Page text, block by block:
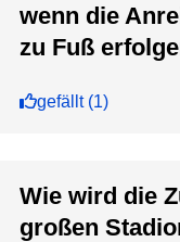
wenn die
zu Fuß
gefällt(1)
Wie wird die
großen